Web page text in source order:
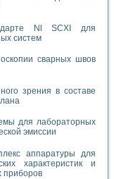
Nl SCXI для
систем
сварных швов
зрения в составе
для лабораторных
эмиссии
аппаратуры для
характеристик и
приборов